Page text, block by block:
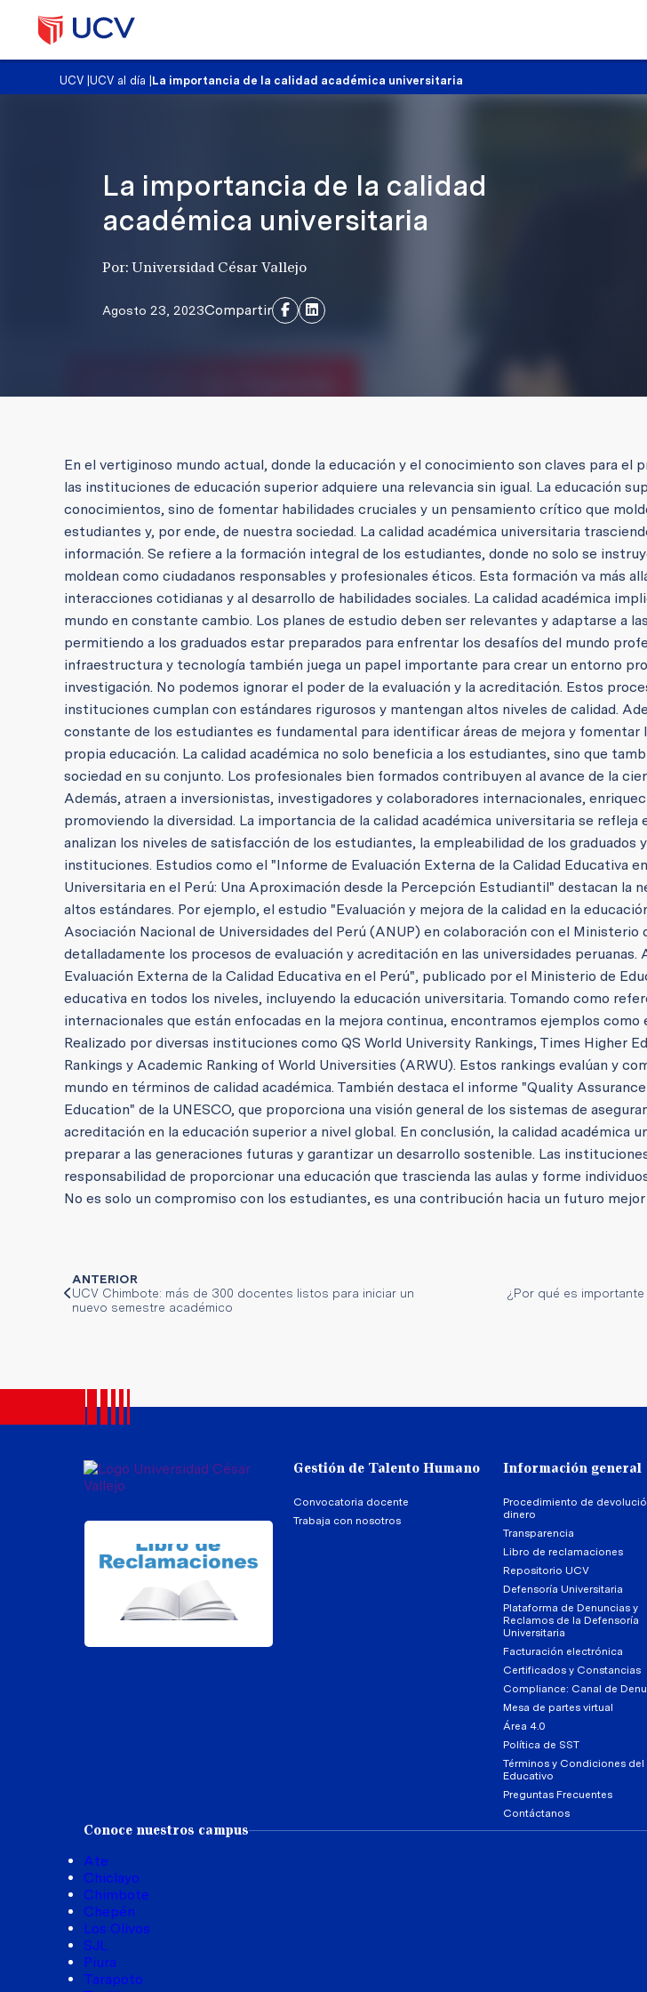
UCV |UCV al día La importancia de la calidad académica universitaria
La importancia de la calidad
académica universitaria
Por: Universidad César Vallejo
Agosto 23, 2023Compartir
En el vertiginoso mundo actual, donde la educación y el conocimiento son claves para el
las instituciones de educación superior adquiere una relevancia sin igual. La educación
conocimientos, sino de fomentar habilidades cruciales y un pensamiento crítico que
estudiantes y, por ende, de nuestra sociedad. La calidad académica universitaria
información. Se refiere a la formación integral de los estudiantes, donde no solo se
moldean como ciudadanos responsables y profesionales éticos. Esta formación va más
interacciones cotidianas y al desarrollo de habilidades sociales. La calidad académica
mundo en constante cambio. Los planes de estudio deben ser relevantes y adaptarse a
permitiendo a los graduados estar preparados para enfrentar los desafíos del mundo
infraestructura y tecnología también juega un papel importante para crear un entorno
investigación. No podemos ignorar el poder de la evaluación y la acreditación. Estos
instituciones cumplan con estándares rigurosos y mantengan altos niveles de calidad.
constante de los estudiantes es fundamental para identificar áreas de mejora y fomentar
propia educación. La calidad académica no solo beneficia a los estudiantes, sino que
sociedad en su conjunto. Los profesionales bien formados contribuyen al avance de la
Además, atraen a inversionistas, investigadores y colaboradores internacionales,
promoviendo la diversidad. La importancia de la calidad académica universitaria se
analizan los niveles de satisfacción de los estudiantes, la empleabilidad de los graduados
instituciones. Estudios como el "Informe de Evaluación Externa de la Calidad Educativa
Universitaria en el Perú: Una Aproximación desde la Percepción Estudiantil" destacan la
altos estándares. Por ejemplo, el estudio "Evaluación y mejora de la calidad en la
Asociación Nacional de Universidades del Perú (ANUP) en colaboración con el Ministerio
detalladamente los procesos de evaluación y acreditación en las universidades peruanas.
Evaluación Externa de la Calidad Educativa en el Perú", publicado por el Ministerio de
educativa en todos los niveles, incluyendo la educación universitaria. Tomando como
internacionales que están enfocadas en la mejora continua, encontramos ejemplos como
Realizado por diversas instituciones como QS World University Rankings, Times Higher
Rankings y Academic Ranking of World Universities (ARWU). Estos rankings evalúan y
mundo en términos de calidad académica. También destaca el informe "Quality
Education" de la UNESCO, que proporciona una visión general de los sistemas de
acreditación en la educación superior a nivel global. En conclusión, la calidad académica
preparar a las generaciones futuras y garantizar un desarrollo sostenible. Las
responsabilidad de proporcionar una educación que trascienda las aulas y forme
No es solo un compromiso con los estudiantes, es una contribución hacia un futuro
ANTERIOR
UCV Chimbote: más de 300 docentes listos para iniciar un
nuevo semestre académico
¿Por qué es
Gestión de Talento Humano
Convocatoria docente
Trabaja con nosotros
Información general
Procedimiento de
dinero
Transparencia
Libro de reclamaciones
Repositorio UCV
Defensoría Universitaria
Plataforma de Denuncias y
Reclamos de la Defensoría
Universitaria
Facturación electrónica
Certificados y Constancias
Compliance: Canal de
Mesa de partes virtual
Área 4.0
Política de SST
Términos y Condiciones del
Educativo
Preguntas Frecuentes
Contáctanos
Conoce nuestros campus
Ate
Chiclayo
Chimbote
Chepén
Los Olivos
SJL
Piura
Tarapoto